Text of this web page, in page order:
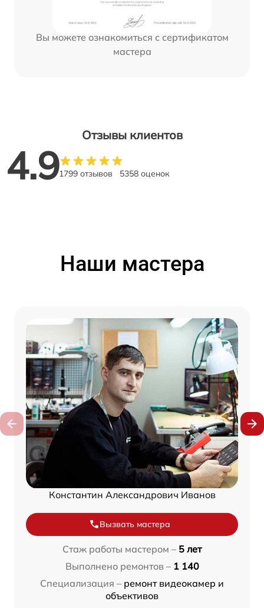
Вы можете ознакомиться с сертификатом
мастера
Отзывы клиентов
4.91799 отзывов 5358 оценок
Наши мастера
Константин Александрович Иванов
Вызвать мастера
Стаж работы мастером – 5 лет
Выполнено ремонтов – 1 140
Специализация – ремонт видеокамер и
объективов